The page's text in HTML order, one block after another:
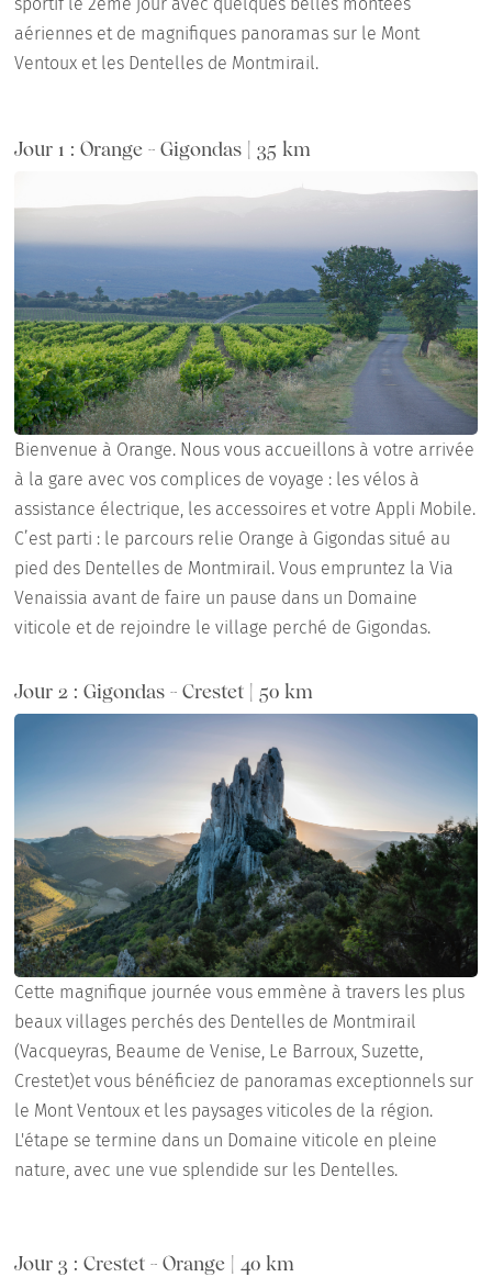
sportif le 2ème jour avec quelques belles montées
aériennes et de magnifiques panoramas sur le Mont
Ventoux et les Dentelles de Montmirail.
Jour 1 : Orange - Gigondas | 35 km
Bienvenue à Orange. Nous vous accueillons à votre arrivée
à la gare avec vos complices de voyage : les vélos à
assistance électrique, les accessoires et votre Appli Mobile.
C’est parti : le parcours relie Orange à Gigondas situé au
pied des Dentelles de Montmirail. Vous empruntez la Via
Venaissia avant de faire un pause dans un Domaine
viticole et de rejoindre le village perché de Gigondas.
Jour 2 : Gigondas - Crestet | 50 km
Cette magnifique journée vous emmène à travers les plus
beaux villages perchés des Dentelles de Montmirail
(Vacqueyras, Beaume de Venise, Le Barroux, Suzette,
Crestet)et vous bénéficiez de panoramas exceptionnels sur
le Mont Ventoux et les paysages viticoles de la région.
L'étape se termine dans un Domaine viticole en pleine
nature, avec une vue splendide sur les Dentelles.
Jour 3 : Crestet - Orange | 40 km